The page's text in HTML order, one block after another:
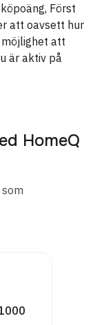
Först
att oavsett hur
möjlighet att
är aktiv på
HomeQ